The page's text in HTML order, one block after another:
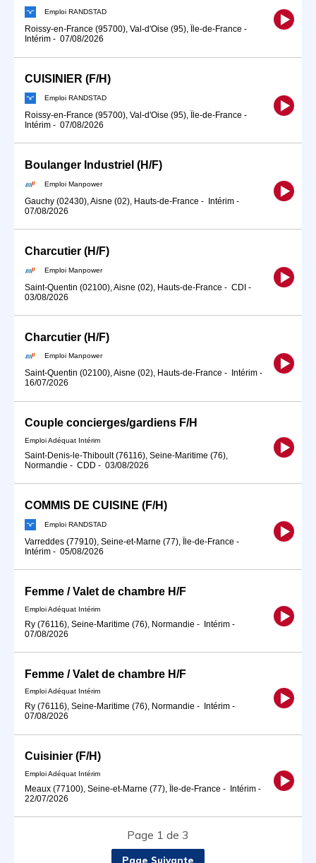
Emploi RANDSTAD
Roissy-en-France (95700), Val-d'Oise (95), Île-de-France -
Intérim - 07/08/2026
CUISINIER (F/H)
Emploi RANDSTAD
Roissy-en-France (95700), Val-d'Oise (95), Île-de-France -
Intérim - 07/08/2026
Boulanger Industriel (H/F)
Emploi Manpower
Gauchy (02430), Aisne (02), Hauts-de-France - Intérim -
07/08/2026
Charcutier (H/F)
Emploi Manpower
Saint-Quentin (02100), Aisne (02), Hauts-de-France - CDI -
03/08/2026
Charcutier (H/F)
Emploi Manpower
Saint-Quentin (02100), Aisne (02), Hauts-de-France - Intérim -
16/07/2026
Couple concierges/gardiens F/H
Emploi Adéquat Intérim
Saint-Denis-le-Thiboult (76116), Seine-Maritime (76),
Normandie - CDD - 03/08/2026
COMMIS DE CUISINE (F/H)
Emploi RANDSTAD
Varreddes (77910), Seine-et-Marne (77), Île-de-France -
Intérim - 05/08/2026
Femme / Valet de chambre H/F
Emploi Adéquat Intérim
Ry (76116), Seine-Maritime (76), Normandie - Intérim -
07/08/2026
Femme / Valet de chambre H/F
Emploi Adéquat Intérim
Ry (76116), Seine-Maritime (76), Normandie - Intérim -
07/08/2026
Cuisinier (F/H)
Emploi Adéquat Intérim
Meaux (77100), Seine-et-Marne (77), Île-de-France - Intérim -
22/07/2026
Page 1 de 3
Page Suivante